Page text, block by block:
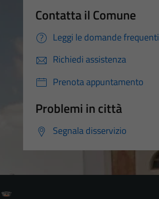
Contatta il Comune
Leggi le domande frequenti
Richiedi assistenza
Prenota appuntamento
Problemi in città
Segnala disservizio